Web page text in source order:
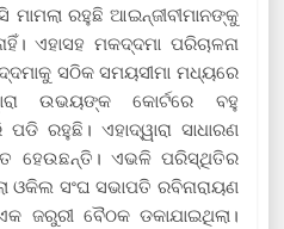
ରହୁଛି ଆଇନ୍‌ଜୀବୀମାନଙ୍କୁ
ଏହାସହ ମକଦ୍ଦମା ପରିଚାଳନା
ସଠିକ ସମୟସୀମା ମଧ୍ୟରେ
ଉଭୟଙ୍କ କୋର୍ଟରେ ବହୁ
ରହୁଛି। ଏହାଦ୍ୱାରା ସାଧାରଣ
ହେଉଛନ୍ତି। ଏଭଳି ପରିସ୍ଥିତିର
ଓକିଲ ସଂଘ ସଭାପତି ରବିନାରାୟଣ
ଜରୁରୀ ବୈଠକ ଡକାଯାଇଥିଲା।